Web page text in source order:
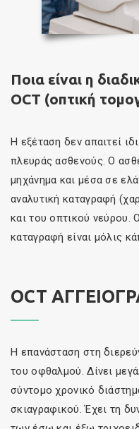
Ποια είναι η
OCT (οπτική
H εξέταση δεν απαιτεί
πλευράς ασθενούς. Ο
μηχάνημα και μέσα σε
αναλυτική καταγραφή
και του οπτικού νεύρου.
καταγραφή είναι μόλις
OCT
Η επανάσταση στη
του οφθαλμού. Δίνει
σύντομο χρονικό
σκιαγραφικού. Έχει τη